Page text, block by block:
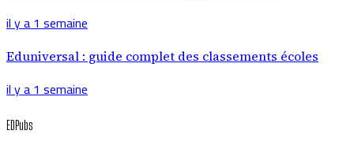
il y a 1 semaine
Eduniversal : guide complet des classements écoles
il y a 1 semaine
EDPubs